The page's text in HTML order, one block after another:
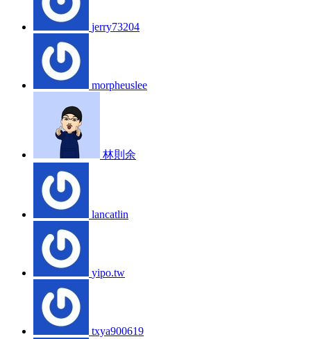
jerry73204
morpheuslee
林則余
lancatlin
yipo.tw
txya900619